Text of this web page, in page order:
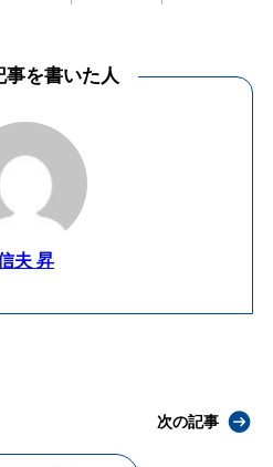
事を書いた人
夫 昇
次の記事